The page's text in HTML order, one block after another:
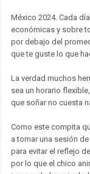
México 2024. Cada
económicas y sobre
por debajo del
que te guste lo que
La verdad muchos
sea un horario
que soñar no cuesta
Como este compita
a tomar una sesión
para evitar el reflejo
por lo que el chico